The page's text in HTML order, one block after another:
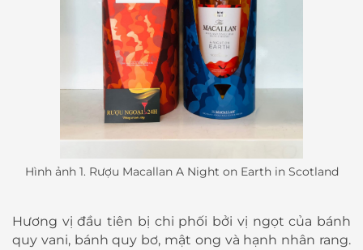
Hình ảnh 1. Rượu Macallan A Night on Earth in Scotland
Hương vị đầu tiên bị chi phối bởi vị ngọt của bánh
quy vani, bánh quy bơ, mật ong và hạnh nhân rang.